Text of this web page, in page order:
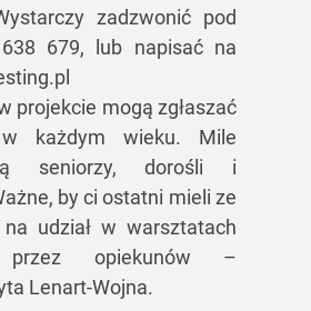
zadzwonić pod
679, lub napisać na
projekcie mogą zgłaszać
każdym wieku. Mile
seniorzy, dorośli i
by ci ostatni mieli ze
udział w warsztatach
przez opiekunów –
Lenart-Wojna.